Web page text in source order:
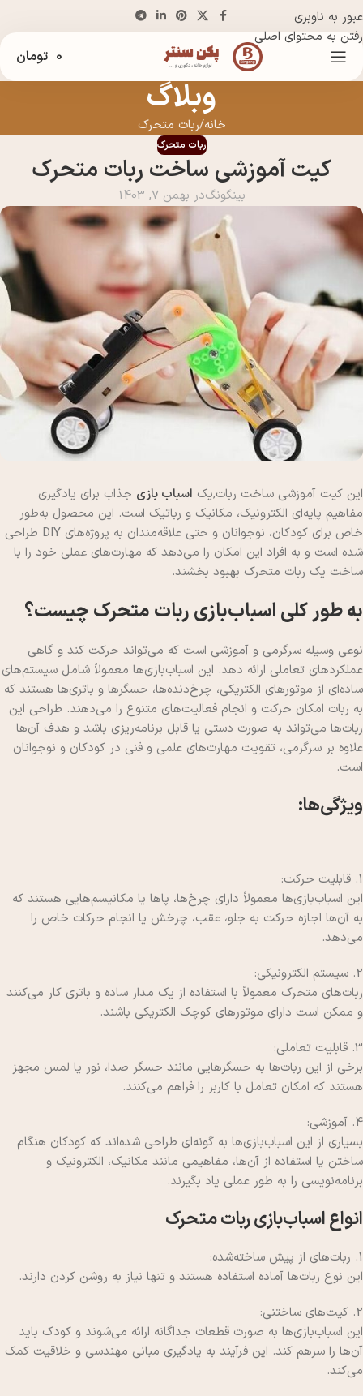
عبور به ناوبری
رفتن به محتوای اصلی
0 تومان
وبلاگ
خانه ربات متحرک
ربات متحرک
کیت آموزشی ساخت ربات متحرک
بینگونگدر بهمن 7, 1403
این کیت آموزشی ساخت ربات,یک اسباب بازی جذاب برای یادگیری
مفاهیم پایه‌ای الکترونیک، مکانیک و رباتیک است. این محصول به‌طور
خاص برای کودکان، نوجوانان و حتی علاقه‌مندان به پروژه‌های DIY طراحی
شده است و به افراد این امکان را می‌دهد که مهارت‌های عملی خود را با
ساخت یک ربات متحرک بهبود بخشند.
به طور کلی اسباب‌بازی ربات متحرک چیست؟
نوعی وسیله سرگرمی و آموزشی است که می‌تواند حرکت کند و گاهی
عملکردهای تعاملی ارائه دهد. این اسباب‌بازی‌ها معمولاً شامل سیستم‌های
ساده‌ای از موتورهای الکتریکی، چرخ‌دنده‌ها، حسگرها و باتری‌ها هستند که
به ربات امکان حرکت و انجام فعالیت‌های متنوع را می‌دهند. طراحی این
ربات‌ها می‌تواند به صورت دستی یا قابل برنامه‌ریزی باشد و هدف آن‌ها
علاوه بر سرگرمی، تقویت مهارت‌های علمی و فنی در کودکان و نوجوانان
است.
ویژگی‌ها:
1. قابلیت حرکت:
این اسباب‌بازی‌ها معمولاً دارای چرخ‌ها، پاها یا مکانیسم‌هایی هستند که
به آن‌ها اجازه حرکت به جلو، عقب، چرخش یا انجام حرکات خاص را
می‌دهد.
2. سیستم الکترونیکی:
ربات‌های متحرک معمولاً با استفاده از یک مدار ساده و باتری کار می‌کنند
و ممکن است دارای موتورهای کوچک الکتریکی باشند.
3. قابلیت تعاملی:
برخی از این ربات‌ها به حسگرهایی مانند حسگر صدا، نور یا لمس مجهز
هستند که امکان تعامل با کاربر را فراهم می‌کنند.
4. آموزشی:
بسیاری از این اسباب‌بازی‌ها به گونه‌ای طراحی شده‌اند که کودکان هنگام
ساختن یا استفاده از آن‌ها، مفاهیمی مانند مکانیک، الکترونیک و
برنامه‌نویسی را به طور عملی یاد بگیرند.
انواع اسباب‌بازی ربات متحرک
1. ربات‌های از پیش ساخته‌شده:
این نوع ربات‌ها آماده استفاده هستند و تنها نیاز به روشن کردن دارند.
2. کیت‌های ساختنی:
این اسباب‌بازی‌ها به صورت قطعات جداگانه ارائه می‌شوند و کودک باید
آن‌ها را سرهم کند. این فرآیند به یادگیری مبانی مهندسی و خلاقیت کمک
می‌کند.